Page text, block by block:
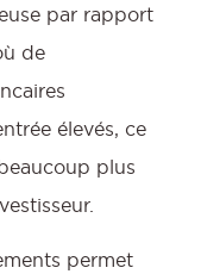
par rapport
de
élevés, ce
plus
permet